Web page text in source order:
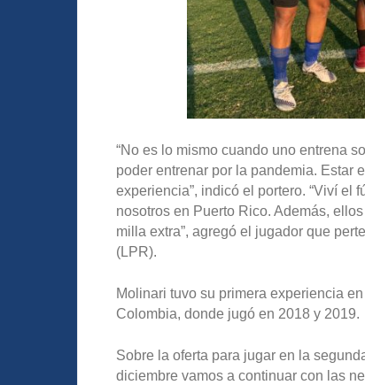
“No es lo mismo cuando uno entrena
poder entrenar por la pandemia. Estar
experiencia”, indicó el portero. “Viví el
nosotros en Puerto Rico. Además,
milla extra”, agregó el jugador que
(LPR).
Molinari tuvo su primera experiencia
Colombia, donde jugó en 2018 y 2019.
Sobre la oferta para jugar en la
diciembre vamos a continuar con las